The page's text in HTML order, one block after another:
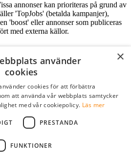
annonser kan prioriteras på grund av
'TopJobs' (betalda kampanjer),
'boost' eller annonser som publiceras
med externa källor.
×
använder
cookies
cookies för att förbättra
att använda vår webbplats samtycker
med vår cookiepolicy. Läs mer
PRESTANDA
FUNKTIONER